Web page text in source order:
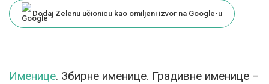
Dodaj Zelenu učionicu kao omiljeni izvor na Google-u
Именице. Збирне именице. Градивне именице –